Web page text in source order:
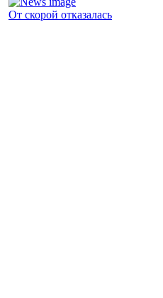
От скорой отказалась